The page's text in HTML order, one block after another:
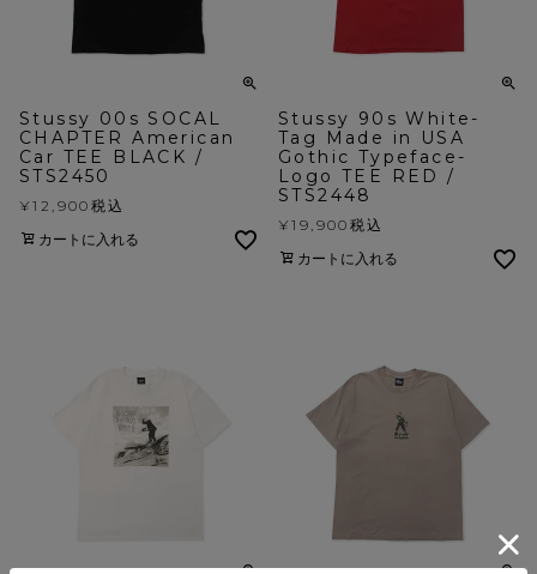
Stussy 00s SOCAL
CHAPTER American
Car TEE BLACK /
STS2450
¥12,900 税込
カートに入れる
Stussy 90s White-
Tag Made in USA
Gothic Typeface-
Logo TEE RED /
STS2448
¥19,900 税込
カートに入れる